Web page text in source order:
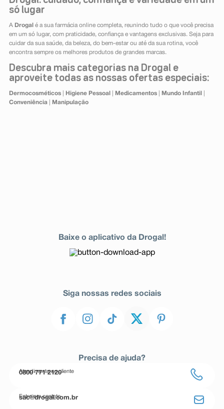
só lugar
A Drogal é a sua farmácia online completa, reunindo tudo o que você precisa
em um só lugar, com praticidade, confiança e vantagens exclusivas. Seja para
cuidar da sua saúde, da beleza, do bem-estar ou até da sua rotina, você
encontra sempre os melhores produtos de grandes marcas.
Descubra mais categorias na Drogal e
aproveite todas as nossas ofertas especiais:
Dermocosméticos| Higiene Pessoal Medicamentos| Mundo Infantil
Conveniência| Manipulação
Baixe o aplicativo da Drogal!
Siga nossas redes sociais
Precisa de ajuda?
Atendimento ao cliente
0800 771 2120
Entre em contato
sac@drogal.com.br